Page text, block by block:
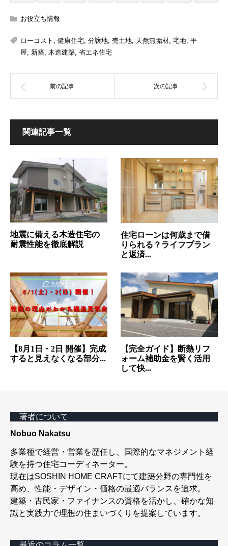
お役立ち情報
ローコスト , 健康住宅, 分譲地, 売土地, 天然無垢材, 宅地, 平
屋, 新築, 木造建築, 省エネ住宅
関連記事一覧
地震に備える木造住宅の
耐震性能を徹底解説
住宅ローンは何歳まで借
りられる？ライフプラン
と返済...
【8月1日・2日 開催】完成
すると見えなくなる部分...
【完全ガイド】断熱リフ
ォーム補助金を賢く活用
して快...
著者について
Nobuo Nakatsu
多業種で経営・営業を歴任し、国際的なマネジメント経
験を持つ住宅コーディネーター。
現在はSOSHIN HOME CRAFTにて建築分野の専門性を
高め、性能・デザイン・価格の最適バランスを追求。
建築・古民家・ファイナンスの資格を活かし、確かな知
識と実践力で理想の住まいづくりを提案しています。